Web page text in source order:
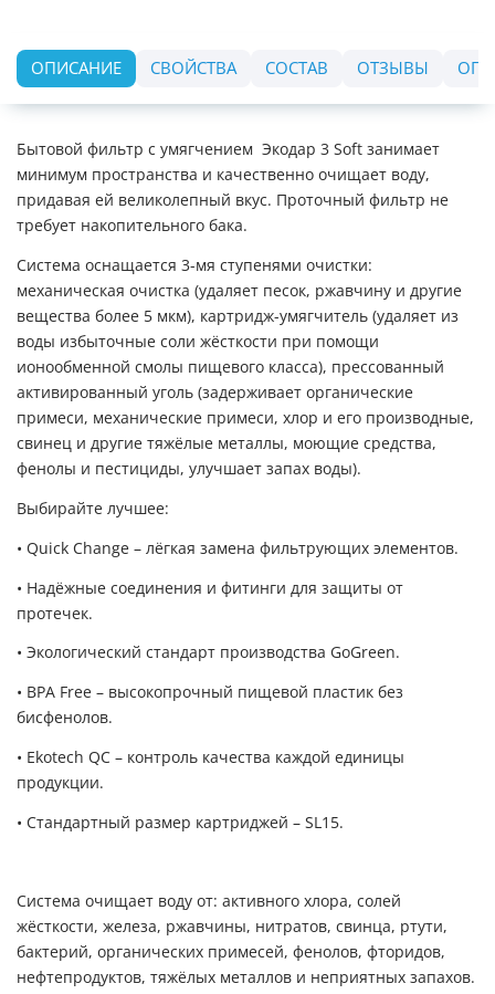
ОПИСАНИЕ СВОЙСТВА СОСТАВ ОТЗЫВЫ
Бытовой фильтр с умягчением Экодар 3 Soft занимает
минимум пространства и качественно очищает воду,
придавая ей великолепный вкус. Проточный фильтр не
требует накопительного бака.
Система оснащается 3-мя ступенями очистки:
механическая очистка (удаляет песок, ржавчину и другие
вещества более 5 мкм), картридж-умягчитель (удаляет из
воды избыточные соли жёсткости при помощи
ионообменной смолы пищевого класса), прессованный
активированный уголь (задерживает органические
примеси, механические примеси, хлор и его производные,
свинец и другие тяжёлые металлы, моющие средства,
фенолы и пестициды, улучшает запах воды).
Выбирайте лучшее:
• Quick Change – лёгкая замена фильтрующих элементов.
• Надёжные соединения и фитинги для защиты от
протечек.
• Экологический стандарт производства GoGreen.
• BPA Free – высокопрочный пищевой пластик без
бисфенолов.
• Ekotech QC – контроль качества каждой единицы
продукции.
• Стандартный размер картриджей – SL15.
Система очищает воду от: активного хлора, солей
жёсткости, железа, ржавчины, нитратов, свинца, ртути,
бактерий, органических примесей, фенолов, фторидов,
нефтепродуктов, тяжёлых металлов и неприятных запахов.